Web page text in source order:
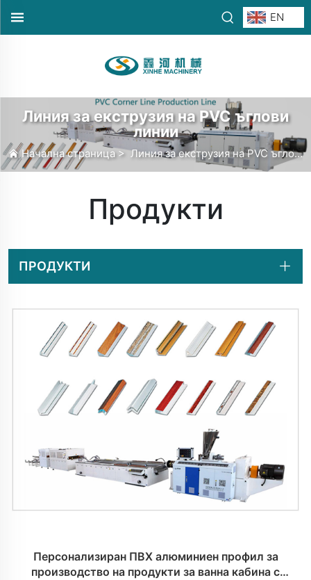
EN
Линия за екструзия на PVC ъглови
линии
Начална страница>Линия за екструзия на PVC ъглови линии
Продукти
ПРОДУКТИ
Персонализиран ПВХ алюминиен профил за
производство на продукти за ванна кабина с